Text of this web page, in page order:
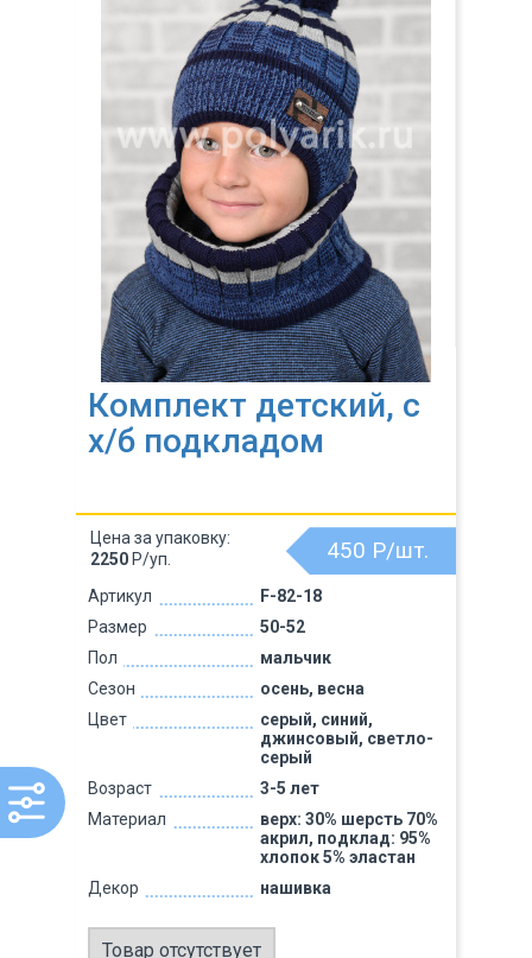
Комплект детский, с
х/б подкладом
Артикул
F-82-18
Размер
50-52
Пол
мальчик
Сезон
осень, весна
Цвет
серый, синий,
джинсовый, светло-
серый
Возраст
3-5 лет
Материал
верх: 30% шерсть 70%
акрил, подклад: 95%
хлопок 5% эластан
Декор
нашивка
450 Р/шт.
Цена за упаковку:
2250 Р/уп.
Товар отсутствует